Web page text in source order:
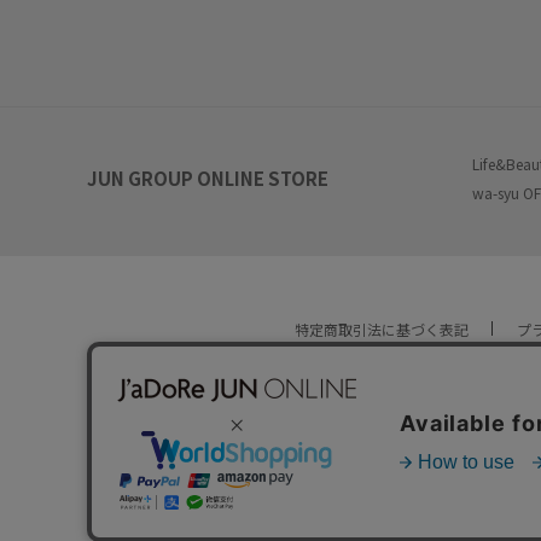
JUN GROUP ONLINE STORE
wa-syu
特定商取引法に基づく表記 プ